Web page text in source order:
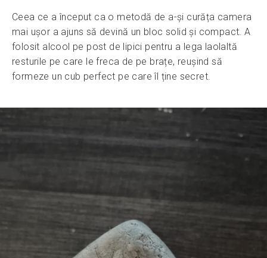
Ceea ce a început ca o metodă de a-și curăța camera
mai ușor a ajuns să devină un bloc solid și compact. A
folosit alcool pe post de lipici pentru a lega laolaltă
resturile pe care le freca de pe brațe, reușind să
formeze un cub perfect pe care îl ține secret.